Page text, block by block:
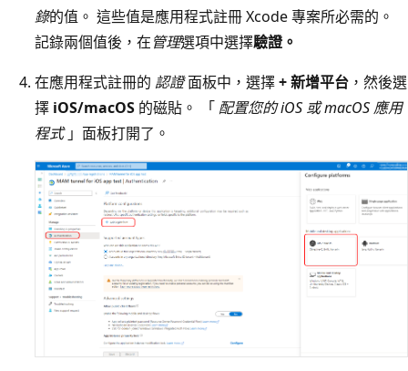
錄的值。 這些值是應用程式註冊 Xcode 專案所必需的。
記錄兩個值後，在管理選項中選擇驗證。
在應用程式註冊的 認證面板中，選擇+ 新增平台 ，然後選
擇 iOS/macOS 的磁貼。 「 配置您的 iOS 或 macOS 應用
程式」面板打開了。